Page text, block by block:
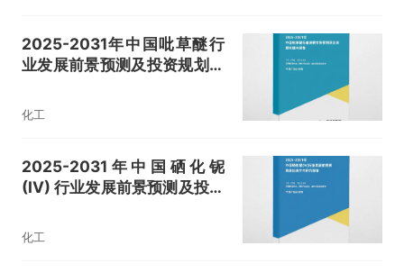
2025-2031年中国吡草醚行
业发展前景预测及投资规划建
化工
2025-2031年中国硒化铌
(IV) 行业发展前景预测及投资
化工